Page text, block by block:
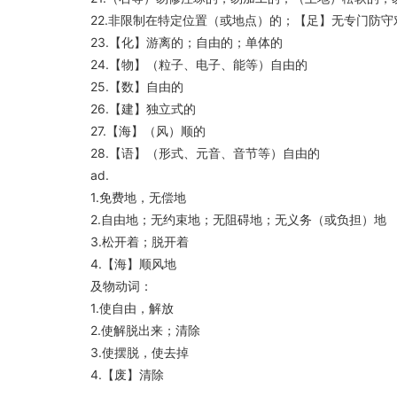
22.非限制在特定位置（或地点）的；【足】无专门防守
23.【化】游离的；自由的；单体的
24.【物】（粒子、电子、能等）自由的
25.【数】自由的
26.【建】独立式的
27.【海】（风）顺的
28.【语】（形式、元音、音节等）自由的
ad.
1.免费地，无偿地
2.自由地；无约束地；无阻碍地；无义务（或负担）地
3.松开着；脱开着
4.【海】顺风地
及物动词：
1.使自由，解放
2.使解脱出来；清除
3.使摆脱，使去掉
4.【废】清除